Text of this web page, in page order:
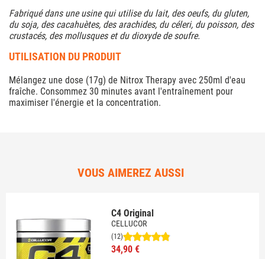
Fabriqué dans une usine qui utilise du lait, des oeufs, du gluten,
du soja, des cacahuètes, des arachides, du céleri, du poisson, des
crustacés, des mollusques et du dioxyde de soufre.
UTILISATION DU PRODUIT
Mélangez une dose (17g) de Nitrox Therapy avec 250ml d'eau
fraîche. Consommez 30 minutes avant l'entraînement pour
maximiser l'énergie et la concentration.
VOUS AIMEREZ AUSSI
C4 Original
CELLUCOR
(12)
34,90 €